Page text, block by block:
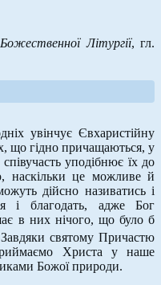
Літургії, гл.
увінчує Євхаристійну
що гідно причащаються, у
уподібнює їх до
наскільки це можливе й
дійсно називатись і
і благодать, адже Бог
в них нічого, що було б
святому Причастю
Христа у наше
Божої природи.